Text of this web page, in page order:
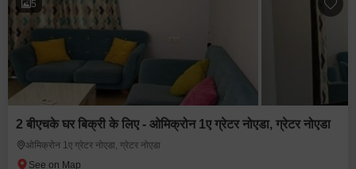
5
2 बीएचके घर बिक्री के लिए - ओमिक्रोन 1ए ग्रेटर नोएडा, ग्रेटर नोएडा
ओमिक्रोन 1ए ग्रेटर नोएडा, ग्रेटर नोएडा